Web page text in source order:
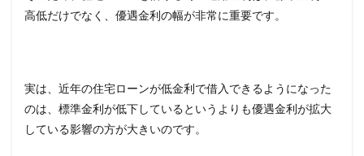
三菱
新生
銀行
高低だけでなく、優遇金利の幅が非常に重要です。
実は、近年の住宅ローンが低金利で借入できるようになった
のは、標準金利が低下しているというよりも優遇金利が拡大
している影響の方が大きいのです。